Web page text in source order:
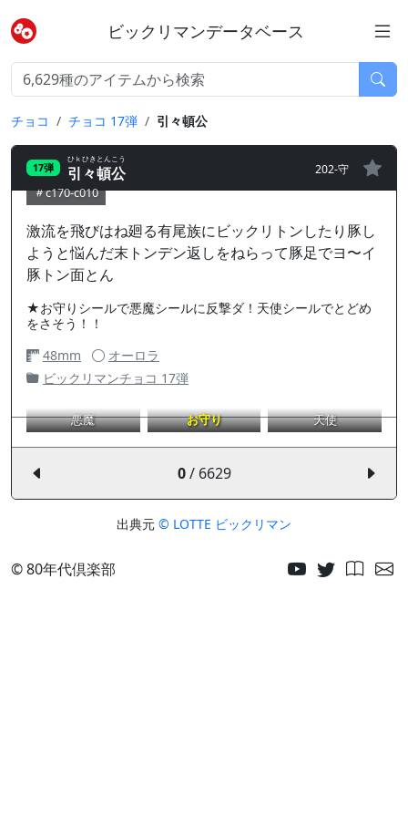
ビックリマンデータベース
チョコ チョコ 17弾 引々頓公
17弾 引々頓公
ひｋひきとんこう
202-守
c170-c010
激流を飛びはね廻る有尾族にビックリトンしたり豚し
ようと悩んだ末トンデン返しをねらって豚足でヨ〜イ
豚トン面とん
★お守りシールで悪魔シールに反撃ダ！天使シールでとどめ
をさそう！！
48mm
オーロラ
ビックリマンチョコ 17弾
悪魔 お守り 天使
0/ 6629
出典元 © LOTTE ビックリマン
© 80年代倶楽部